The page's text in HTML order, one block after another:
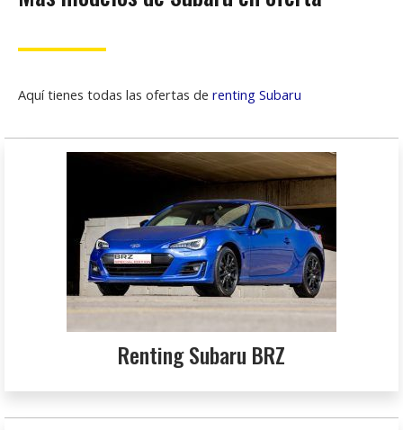
Aquí tienes todas las ofertas de renting Subaru
Renting Subaru BRZ